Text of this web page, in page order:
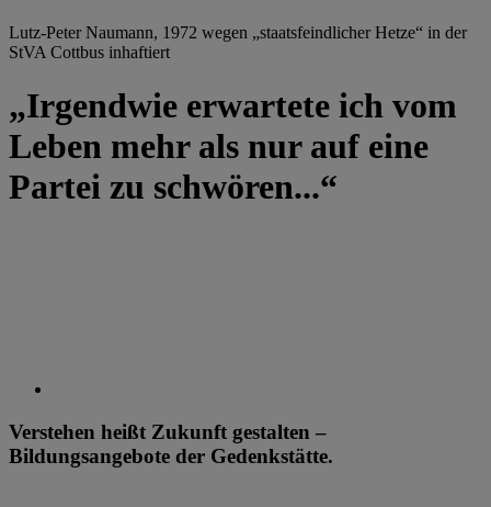
Lutz-Peter Naumann, 1972 wegen „staatsfeindlicher Hetze“ in der
StVA Cottbus inhaftiert
„Irgendwie erwartete ich vom
Leben mehr als nur auf eine
Partei zu schwören...“
Verstehen heißt Zukunft gestalten –
Bildungsangebote der Gedenkstätte.